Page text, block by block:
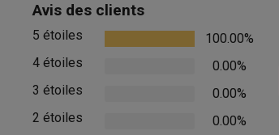
Avis des clients
5 étoiles
100.00%
4 étoiles
0.00%
3 étoiles
0.00%
2 étoiles
0.00%